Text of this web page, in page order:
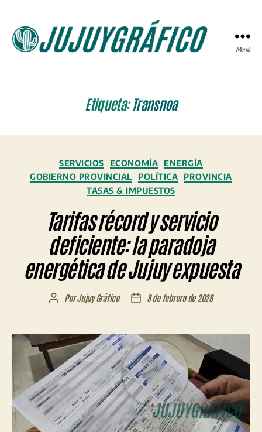
Menú
Etiqueta: Transnoa
Categorías
SERVICIOS ECONOMÍA
ENERGÍA
GOBIERNO PROVINCIAL
POLÍTICA
PROVINCIA
TASAS & IMPUESTOS
Tarifas récord y servicio
deficiente: la paradoja
energética de Jujuy expuesta
Autor
entrada
PorJujuy Gráfico
Fecha
entrada
8 de febrero de 2026